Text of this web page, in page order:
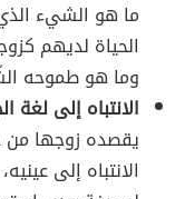
ما هو الشيء
الحياة لديهم
وما هو طموحه
الانتباه إلى لغة
يقصده زوجها من
الانتباه إلى